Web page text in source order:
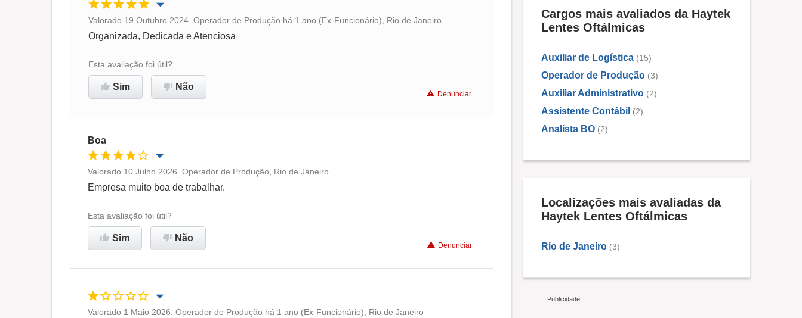
Oportunidade de promoção
Ambiente de trabalho
Recomenda esta empresa
Valorado 19 Outubro 2024. Operador de Produção há 1 ano (Ex-Funcionário), Rio de Janeiro
Organizada, Dedicada e Atenciosa
Esta avaliação foi útil?
Sim Não
Denunciar
Boa
Oportunidade de promoção
Ambiente de trabalho
Recomenda esta empresa
Valorado 10 Julho 2026. Operador de Produção, Rio de Janeiro
Empresa muito boa de trabalhar.
Esta avaliação foi útil?
Sim Não
Denunciar
Valorado 1 Maio 2026. Operador de Produção há 1 ano (Ex-Funcionário), Rio de Janeiro
Cargos mais avaliados da Haytek
Lentes Oftálmicas
Auxiliar de Logística (15)
Operador de Produção (3)
Auxiliar Administrativo (2)
Assistente Contábil (2)
Analista BO (2)
Localizações mais avaliadas da
Haytek Lentes Oftálmicas
Rio de Janeiro (3)